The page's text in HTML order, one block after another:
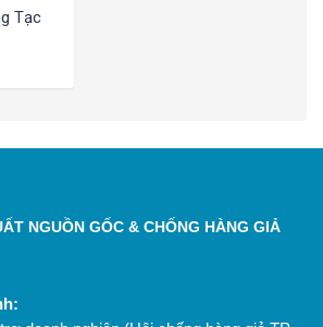
Tạc
NGUỒN GỐC & CHỐNG HÀNG GIẢ